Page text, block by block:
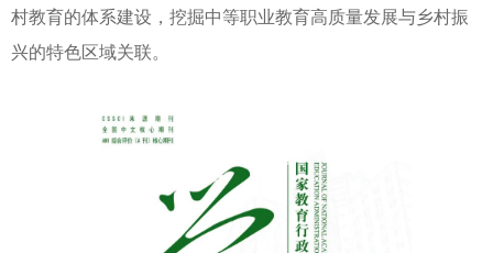
村教育的体系建设，挖掘中等职业教育高质量发展与乡村振
兴的特色区域关联。